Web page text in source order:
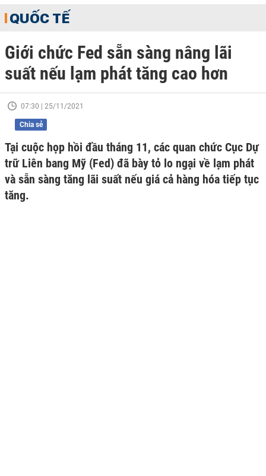
QUỐC TẾ
Giới chức Fed sẵn sàng nâng lãi
suất nếu lạm phát tăng cao hơn
07:30 | 25/11/2021
Chia sẻ
Tại cuộc họp hồi đầu tháng 11, các quan chức Cục Dự
trữ Liên bang Mỹ (Fed) đã bày tỏ lo ngại về lạm phát
và sẵn sàng tăng lãi suất nếu giá cả hàng hóa tiếp tục
tăng.